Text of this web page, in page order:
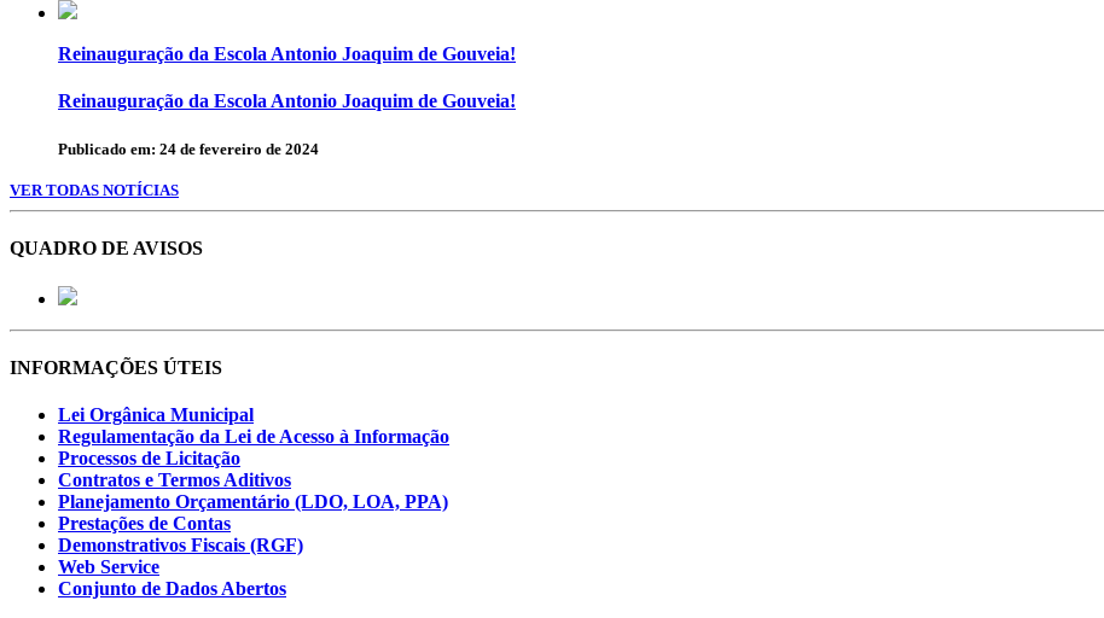
Reinauguração da Escola Antonio Joaquim de Gouveia!
Reinauguração da Escola Antonio Joaquim de Gouveia!
Publicado em: 24 de fevereiro de 2024
VER TODAS NOTÍCIAS
QUADRO DE AVISOS
INFORMAÇÕES ÚTEIS
Lei Orgânica Municipal
Regulamentação da Lei de Acesso à Informação
Processos de Licitação
Contratos e Termos Aditivos
Planejamento Orçamentário (LDO, LOA, PPA)
Prestações de Contas
Demonstrativos Fiscais (RGF)
Web Service
Conjunto de Dados Abertos